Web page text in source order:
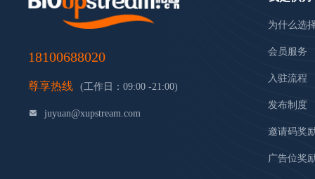
18100688020
尊享热线 (工作日：09:00 -21:00)
juyuan@xupstream.com
为什么选
会员服务
入驻流程
发布制度
邀请码奖
广告位奖